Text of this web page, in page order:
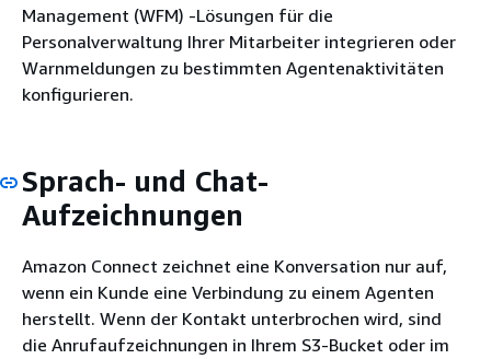
Management (WFM) -Lösungen für die
Personalverwaltung Ihrer Mitarbeiter integrieren oder
Warnmeldungen zu bestimmten Agentenaktivitäten
konfigurieren.
Sprach- und Chat-
Aufzeichnungen
Amazon Connect zeichnet eine Konversation nur auf,
wenn ein Kunde eine Verbindung zu einem Agenten
herstellt. Wenn der Kontakt unterbrochen wird, sind
die Anrufaufzeichnungen in Ihrem S3-Bucket oder im